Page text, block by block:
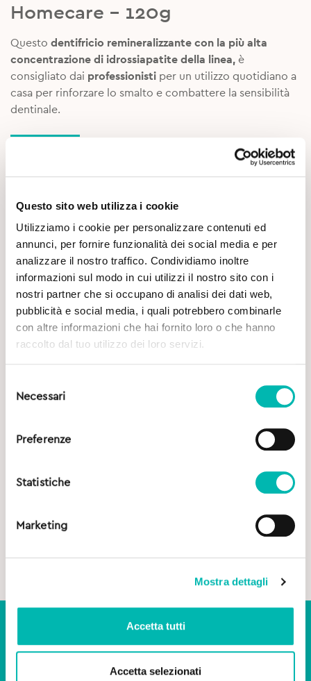
Questo sito web utilizza i cookie
Utilizziamo i cookie per personalizzare contenuti ed
annunci, per fornire funzionalità dei social media e per
analizzare il nostro traffico. Condividiamo inoltre
informazioni sul modo in cui utilizzi il nostro sito con i
nostri partner che si occupano di analisi dei dati web,
pubblicità e social media, i quali potrebbero combinarle
con altre informazioni che hai fornito loro o che hanno
raccolto dal tuo utilizzo dei loro servizi.
delNecessari
Preferenze
Statistiche
Marketing
Mostra dettagli
Accetta tutti
Accetta selezionati
Homecare – 120g
Questo dentifricio remineralizzante con la più alta
concentrazione di idrossiapatite della linea, è
consigliato dai professionisti per un utilizzo quotidiano a
casa per rinforzare lo smalto e combattere la sensibilità
dentinale.
Descrizione
Ingredienti
Consigli di utilizzo
ISCRIVITI ALLA NOSTRA
Iscriviti alla Newsletter per essere